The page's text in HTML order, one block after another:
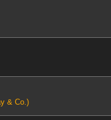
& Co.)